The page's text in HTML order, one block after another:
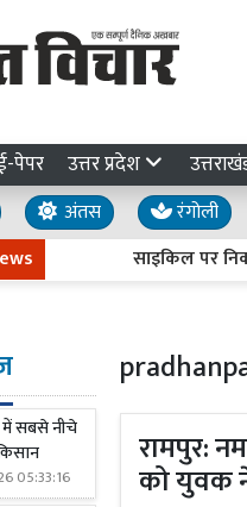
पेपर उत्तर प्रदेश
अंतस रंगोली
साइकिल पर
सबसे नीचे
05:33:16
रामपुर:
को युवक